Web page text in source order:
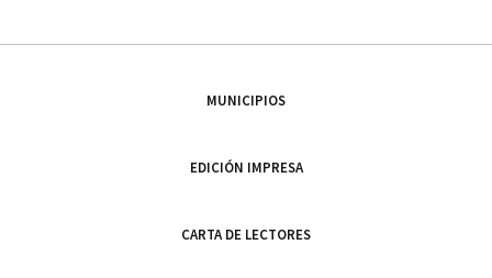
MUNICIPIOS
EDICIÓN IMPRESA
CARTA DE LECTORES